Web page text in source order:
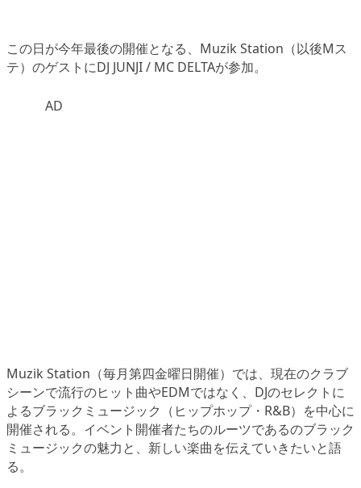
この日が今年最後の開催となる、Muzik Station（以後Mス
テ）のゲストにDJ JUNJI / MC DELTAが参加。
AD
Muzik Station（毎月第四金曜日開催）では、現在のクラブ
シーンで流行のヒット曲やEDMではなく、DJのセレクトに
よるブラックミュージック（ヒップホップ・R&B）を中心に
開催される。イベント開催者たちのルーツであるのブラック
ミュージックの魅力と、新しい楽曲を伝えていきたいと語
る。